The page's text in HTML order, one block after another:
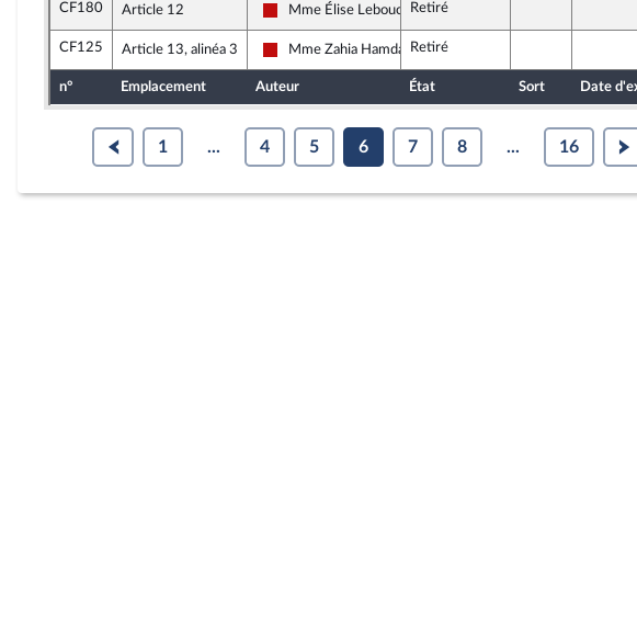
CF180 Article 12
La France insoumise - Nouveau Front Populaire
Mme Élise LeboucherRetiré
CF125 Article 13, alinéa 3
La France insoumise - Nouveau Front Populaire
Mme Zahia HamdaneRetiré
n° Emplacement Auteur État Sort Date
1 ... 4 5 6 7 8 ... 16